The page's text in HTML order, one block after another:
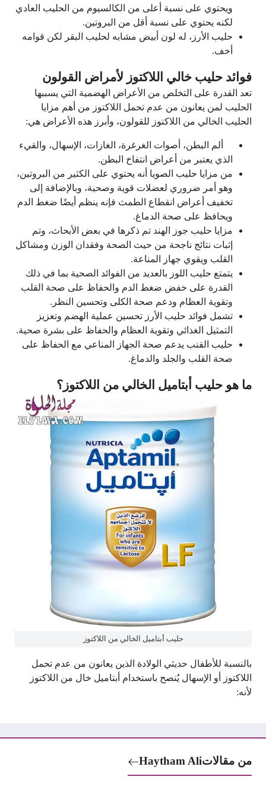
ويحتوي على نسبة أعلى من الكالسيوم من الحليب العادي
لكنه يحتوي على نسبة أقل من البروتين.
حليب الأرز، له لون أبيض مشابه لحليب البقر لكن قوامه
أخف.
فوائد حليب خالي اللاكتوز لأمراض القولون
تعد القدرة على التخلص من الأعراض الهضمية التي يسببها
الحليب لمن يعانون من عدم تحمل اللاكتوز من أهم مزايا
الحليب الخالي من اللاكتوز للقولون، وأبرز هذه الأعراض هي:
ألم البطن، أصوات الغرغرة، الغازات، الإسهال، والقيء
الذي يعتبر من أعراض انتفاخ البطن.
من مزايا حليب الصويا أنه يحتوي على الكثير من البروتين،
وهو أمر ضروري لعضلات قوية وصحية، وبالإضافة إلى
تخفيف أعراض انقطاع الطمث فإنه ينظم أيضًا ضغط الدم
ويحافظ على صحة الدماغ.
مزايا حليب جوز الهند تم ذكرها في بعض الأبحاث، وتم
إثبات نتائج ناجحة من حيث الصحة وفقدان الوزن ومشاكل
القلب ويقوي جهاز المناعة.
يتمتع حليب اللوز بالعديد من الفوائد الصحية بما في ذلك
القدرة على خفض ضغط الدم والحفاظ على صحة القلب
وتقوية العظام ودعم صحة الكلى وتحسين النظر.
تشمل فوائد حليب الأرز تحسين عملية الهضم وتعزيز
التمثيل الغذائي وتقوية العظام والحفاظ على بشرة صحية.
حليب القنب يدعم صحة الجهاز المناعي مع الحفاظ على
صحة القلب والجلد والدماغ.
ما هو حليب أبتاميل الخالي من اللاكتوز؟
حليب أبتاميل الخالي من اللاكتوز
بالنسبة للأطفال حديثي الولادة الذين يعانون من عدم تحمل
اللاكتوز أو الإسهال يُنصح باستخدام أبتاميل خال من اللاكتوز
لأنه:
من مقالاتHaytham Ali